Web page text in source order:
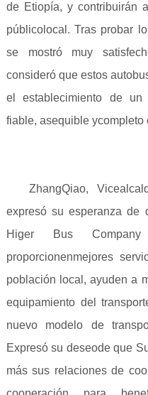
de Etiopía, y contribuirán
públicolocal. Tras probar
se mostró muy
consideró que estos
el establecimiento de un
fiable, asequible ycompleto
ZhangQiao,
expresó su esperanza de
Higer Bus
proporcionenmejores
población local, ayuden a
equipamiento del
nuevo modelo de
Expresó su deseode que
más sus relaciones de